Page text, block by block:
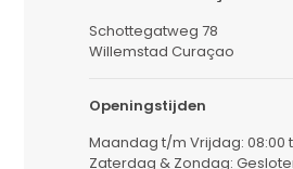
Schottegatweg 78
Willemstad Curaçao
Openingstijden
Maandag t/m Vrijdag: 08:00
Zaterdag & Zondag: